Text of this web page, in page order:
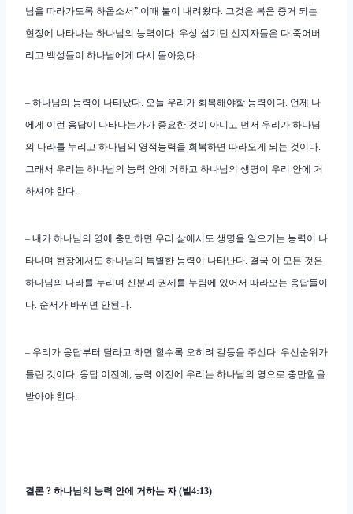
님을 따라가도록 하옵소서” 이때 불이 내려왔다. 그것은 복음 증거 되는
현장에 나타나는 하나님의 능력이다. 우상 섬기던 선지자들은 다 죽어버
리고 백성들이 하나님에게 다시 돌아왔다.
– 하나님의 능력이 나타났다. 오늘 우리가 회복해야할 능력이다. 언제 나
에게 이런 응답이 나타나는가가 중요한 것이 아니고 먼저 우리가 하나님
의 나라를 누리고 하나님의 영적능력을 회복하면 따라오게 되는 것이다.
그래서 우리는 하나님의 능력 안에 거하고 하나님의 생명이 우리 안에 거
하셔야 한다.
– 내가 하나님의 영에 충만하면 우리 삶에서도 생명을 일으키는 능력이 나
타나며 현장에서도 하나님의 특별한 능력이 나타난다. 결국 이 모든 것은
하나님의 나라를 누리며 신분과 권세를 누림에 있어서 따라오는 응답들이
다. 순서가 바뀌면 안된다.
– 우리가 응답부터 달라고 하면 할수록 오히려 갈등을 주신다. 우선순위가
틀린 것이다. 응답 이전에, 능력 이전에 우리는 하나님의 영으로 충만함을
받아야 한다.
결론 ? 하나님의 능력 안에 거하는 자 (빌4:13)